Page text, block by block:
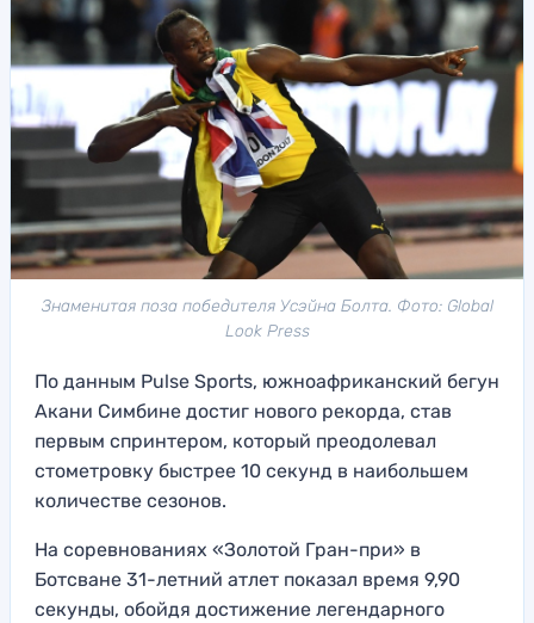
Знаменитая поза победителя Усэйна Болта. Фото: Global
Look Press
По данным Pulse Sports, южноафриканский бегун
Акани Симбине достиг нового рекорда, став
первым спринтером, который преодолевал
стометровку быстрее 10 секунд в наибольшем
количестве сезонов.
На соревнованиях «Золотой Гран-при» в
Ботсване 31-летний атлет показал время 9,90
секунды, обойдя достижение легендарного